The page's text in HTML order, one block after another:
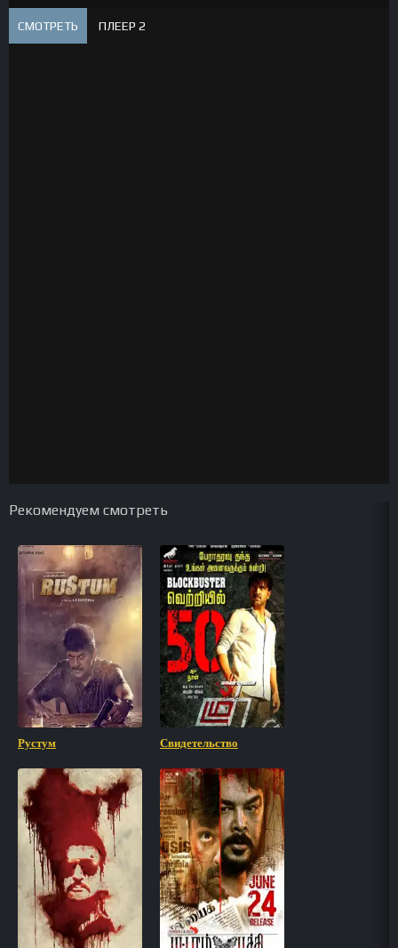
СМОТРЕТЬ ПЛЕЕР 2
Рекомендуем смотреть
Рустум Свидетельство